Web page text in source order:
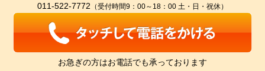
011-522-7772 （受付時間9：00～18：00 土・日・祝休）
お急ぎの方はお電話でも承っております